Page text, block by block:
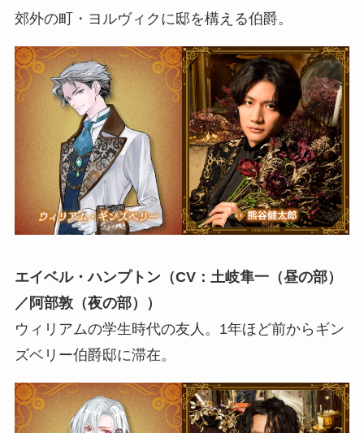
郊外の町・ヨルヴィクに邸を構える伯爵。
エイベル・ハンプトン（CV：土岐隼一（昼の部）
／阿部敦（夜の部））
ウィリアムの学生時代の友人。1年ほど前からギン
ズベリー伯爵邸に滞在。